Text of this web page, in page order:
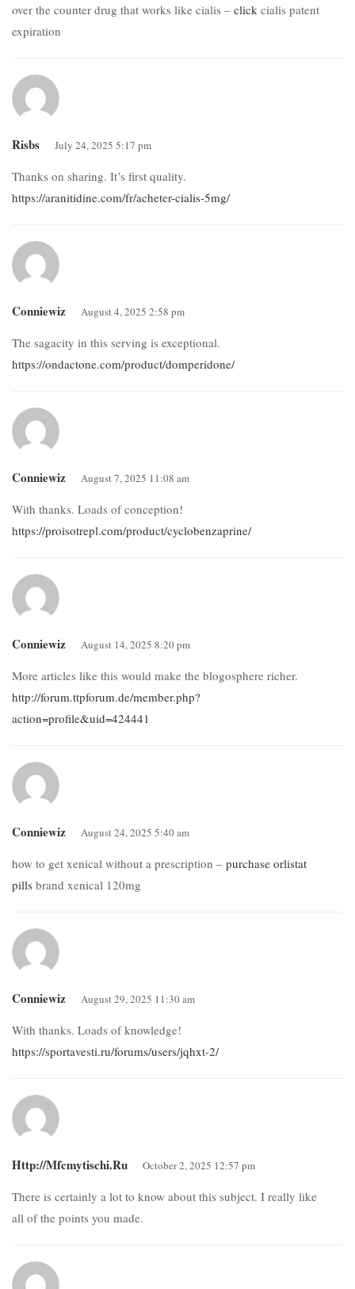
over the counter drug that works like cialis – click cialis patent
expiration
Risbs July 24, 2025 5:17 pm
Thanks on sharing. It’s first quality.
https://aranitidine.com/fr/acheter-cialis-5mg/
Conniewiz August 4, 2025 2:58 pm
The sagacity in this serving is exceptional.
https://ondactone.com/product/domperidone/
Conniewiz August 7, 2025 11:08 am
With thanks. Loads of conception!
https://proisotrepl.com/product/cyclobenzaprine/
Conniewiz August 14, 2025 8:20 pm
More articles like this would make the blogosphere richer.
http://forum.ttpforum.de/member.php?
action=profile&uid=424441
Conniewiz August 24, 2025 5:40 am
how to get xenical without a prescription – purchase orlistat
pills brand xenical 120mg
Conniewiz August 29, 2025 11:30 am
With thanks. Loads of knowledge!
https://sportavesti.ru/forums/users/jqhxt-2/
Http://mfcmytischi.ru October 2, 2025 12:57 pm
There is certainly a lot to know about this subject. I really like
all of the points you made.